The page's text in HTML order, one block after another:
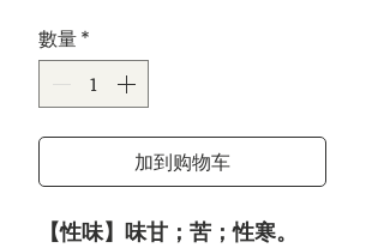
格
數量*
加到购物车
【性味】味甘；苦；性寒。